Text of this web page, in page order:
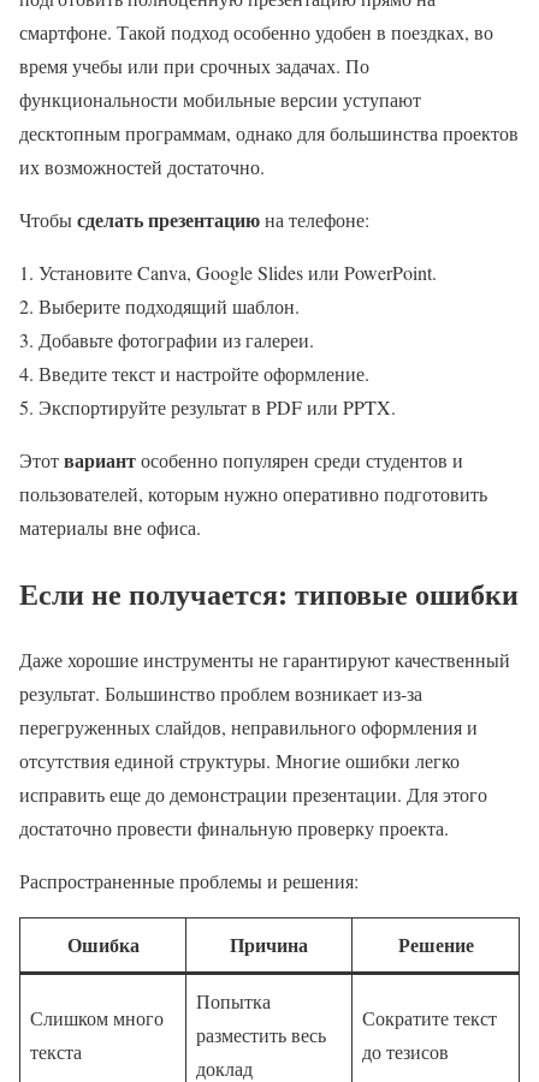
смартфоне. Такой подход особенно удобен в поездках, во
время учебы или при срочных задачах. По
функциональности мобильные версии уступают
десктопным программам, однако для большинства проектов
их возможностей достаточно.
Чтобысделать презентациюна телефоне:
Установите Canva, Google Slides или PowerPoint.
Выберите подходящий шаблон.
Добавьте фотографии из галереи.
Введите текст и настройте оформление.
Экспортируйте результат в PDF или PPTX.
Этотвариантособенно популярен среди студентов и
пользователей, которым нужно оперативно подготовить
материалы вне офиса.
Если не получается: типовые ошибки
Даже хорошие инструменты не гарантируют качественный
результат. Большинство проблем возникает из-за
перегруженных слайдов, неправильного оформления и
отсутствия единой структуры. Многие ошибки легко
исправить еще до демонстрации презентации. Для этого
достаточно провести финальную проверку проекта.
Распространенные проблемы и решения:
Ошибка Причина Решение
Слишком много
текста
Попытка
разместить весь
доклад
Сократите текст
до тезисов